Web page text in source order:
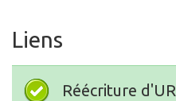
Liens
Réécriture